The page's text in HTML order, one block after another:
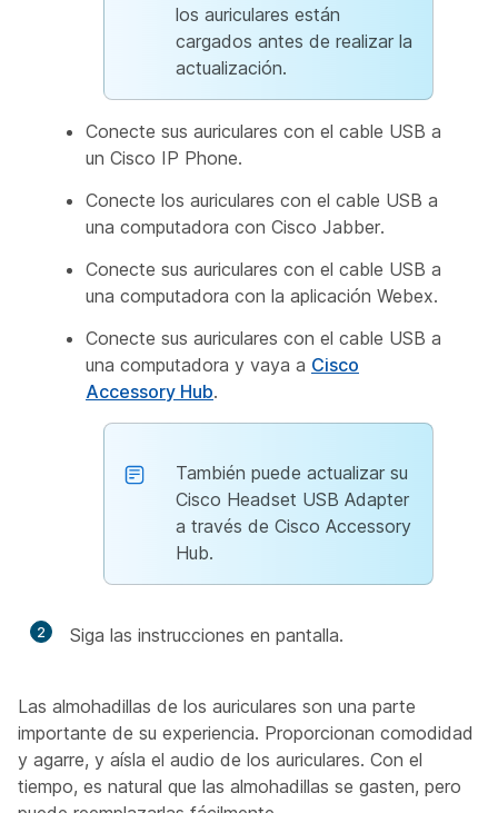
los auriculares están
cargados antes de realizar la
actualización.
Conecte sus auriculares con el cable USB a
un Cisco IP Phone.
Conecte los auriculares con el cable USB a
una computadora con Cisco Jabber.
Conecte sus auriculares con el cable USB a
una computadora con la aplicación Webex.
Conecte sus auriculares con el cable USB a
una computadora y vaya a Cisco
Accessory Hub.
También puede actualizar su
Cisco Headset USB Adapter
a través de Cisco Accessory
Hub.
2 Siga las instrucciones en pantalla.
Las almohadillas de los auriculares son una parte
importante de su experiencia. Proporcionan comodidad
y agarre, y aísla el audio de los auriculares. Con el
tiempo, es natural que las almohadillas se gasten, pero